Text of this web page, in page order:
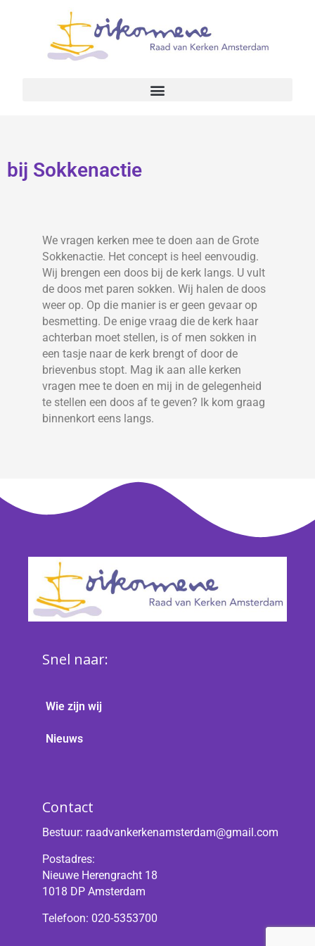
bij Sokkenactie
We vragen kerken mee te doen aan de Grote
Sokkenactie. Het concept is heel eenvoudig.
Wij brengen een doos bij de kerk langs. U vult
de doos met paren sokken. Wij halen de doos
weer op. Op die manier is er geen gevaar op
besmetting. De enige vraag die de kerk haar
achterban moet stellen, is of men sokken in
een tasje naar de kerk brengt of door de
brievenbus stopt. Mag ik aan alle kerken
vragen mee te doen en mij in de gelegenheid
te stellen een doos af te geven? Ik kom graag
binnenkort eens langs.
Snel naar:
Wie zijn wij
Nieuws
Contact
Bestuur: raadvankerkenamsterdam@gmail.com
Postadres:
Nieuwe Herengracht 18
1018 DP Amsterdam
Telefoon: 020-5353700